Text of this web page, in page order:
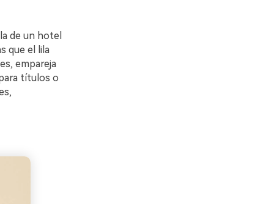
de un hotel
que el lila
empareja
títulos o